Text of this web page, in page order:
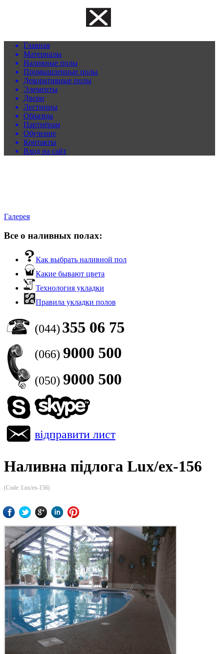
Главная
Материалы
Наливные полы
Промышленные полы
Декоративные полы
Элементы
Двери
Лестницы
Образцы
Партнёрам
Обучение
Контакты
Вход на сайт
Галерея
Все о наливных полах:
Как выбрать наливной пол
Какие бывают цвета
Технология укладки
Правила укладки полов
(044) 355 06 75
(066) 9000 500
(050) 9000 500
відправити лист
Наливна підлога Lux/ex-156
(Code: Lux/ex-156)